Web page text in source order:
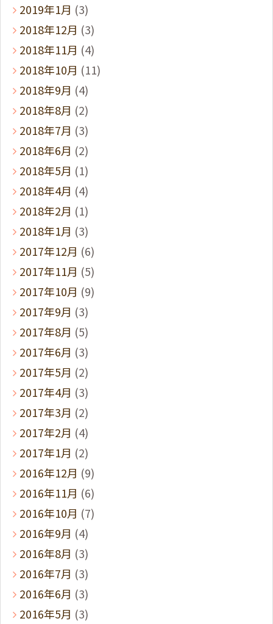
2019年1月 (3)
2018年12月 (3)
2018年11月 (4)
2018年10月 (11)
2018年9月 (4)
2018年8月 (2)
2018年7月 (3)
2018年6月 (2)
2018年5月 (1)
2018年4月 (4)
2018年2月 (1)
2018年1月 (3)
2017年12月 (6)
2017年11月 (5)
2017年10月 (9)
2017年9月 (3)
2017年8月 (5)
2017年6月 (3)
2017年5月 (2)
2017年4月 (3)
2017年3月 (2)
2017年2月 (4)
2017年1月 (2)
2016年12月 (9)
2016年11月 (6)
2016年10月 (7)
2016年9月 (4)
2016年8月 (3)
2016年7月 (3)
2016年6月 (3)
2016年5月 (3)